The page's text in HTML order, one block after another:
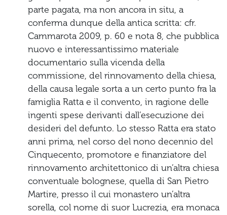
parte pagata, ma non ancora in situ, a
conferma dunque della antica scritta: cfr.
Cammarota 2009, p. 60 e nota 8, che pubblica
nuovo e interessantissimo materiale
documentario sulla vicenda della
commissione, del rinnovamento della chiesa,
della causa legale sorta a un certo punto fra la
famiglia Ratta e il convento, in ragione delle
ingenti spese derivanti dall’esecuzione dei
desideri del defunto. Lo stesso Ratta era stato
anni prima, nel corso del nono decennio del
Cinquecento, promotore e finanziatore del
rinnovamento architettonico di un’altra chiesa
conventuale bolognese, quella di San Pietro
Martire, presso il cui monastero un’altra
sorella, col nome di suor Lucrezia, era monaca